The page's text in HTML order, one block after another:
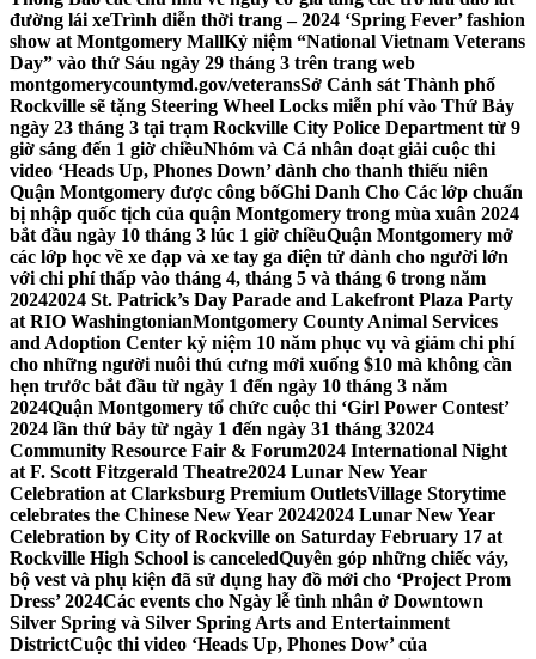
đường lái xeTrình diễn thời trang – 2024 ‘Spring Fever’ fashion
show at Montgomery MallKỷ niệm “National Vietnam Veterans
Day” vào thứ Sáu ngày 29 tháng 3 trên trang web
montgomerycountymd.gov/veteransSở Cảnh sát Thành phố
Rockville sẽ tặng Steering Wheel Locks miễn phí vào Thứ Bảy
ngày 23 tháng 3 tại trạm Rockville City Police Department từ 9
giờ sáng đến 1 giờ chiềuNhóm và Cá nhân đoạt giải cuộc thi
video ‘Heads Up, Phones Down’ dành cho thanh thiếu niên
Quận Montgomery được công bốGhi Danh Cho Các lớp chuẩn
bị nhập quốc tịch của quận Montgomery trong mùa xuân 2024
bắt đầu ngày 10 tháng 3 lúc 1 giờ chiềuQuận Montgomery mở
các lớp học về xe đạp và xe tay ga điện tử dành cho người lớn
với chi phí thấp vào tháng 4, tháng 5 và tháng 6 trong năm
20242024 St. Patrick’s Day Parade and Lakefront Plaza Party
at RIO WashingtonianMontgomery County Animal Services
and Adoption Center kỷ niệm 10 năm phục vụ và giảm chi phí
cho những người nuôi thú cưng mới xuống $10 mà không cần
hẹn trước bắt đầu từ ngày 1 đến ngày 10 tháng 3 năm
2024Quận Montgomery tổ chức cuộc thi ‘Girl Power Contest’
2024 lần thứ bảy từ ngày 1 đến ngày 31 tháng 32024
Community Resource Fair & Forum2024 International Night
at F. Scott Fitzgerald Theatre2024 Lunar New Year
Celebration at Clarksburg Premium OutletsVillage Storytime
celebrates the Chinese New Year 20242024 Lunar New Year
Celebration by City of Rockville on Saturday February 17 at
Rockville High School is canceledQuyên góp những chiếc váy,
bộ vest và phụ kiện đã sử dụng hay đồ mới cho ‘Project Prom
Dress’ 2024Các events cho Ngày lễ tình nhân ở Downtown
Silver Spring và Silver Spring Arts and Entertainment
DistrictCuộc thi video ‘Heads Up, Phones Dow’ của